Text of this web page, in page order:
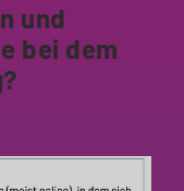
und
bei dem